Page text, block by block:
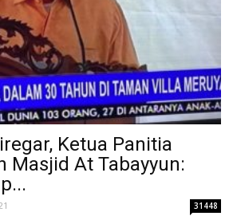
Ketua Panitia
Masjid At Tabayyun:
31448